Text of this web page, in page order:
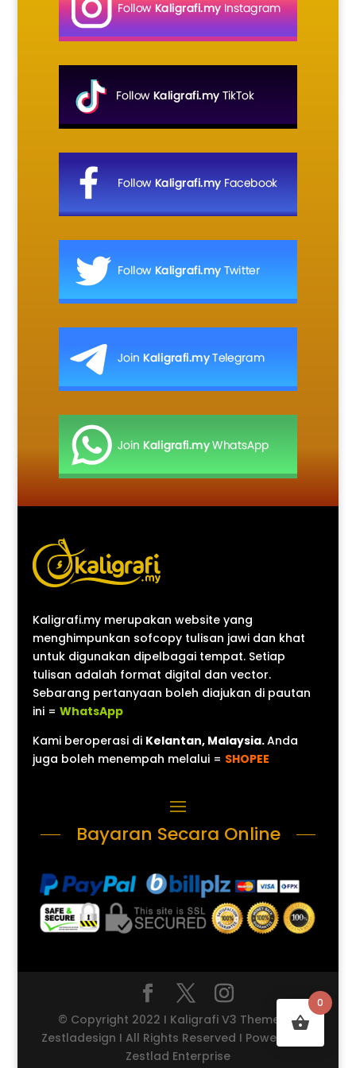
Kaligrafi.my merupakan website yang
menghimpunkan sofcopy tulisan jawi dan khat
untuk digunakan dipelbagai tempat. Setiap
tulisan adalah format digital dan vector.
Sebarang pertanyaan boleh diajukan di pautan
ini = WhatsApp
Kami beroperasi di Kelantan, Malaysia.Anda
juga boleh menempah melalui = SHOPEE
Bayaran Secara Online
© Copyright 2022 I Kaligrafi V3 Theme by
Zestladesign I All Rights Reserved I Powered by
Zestlad Enterprise
0